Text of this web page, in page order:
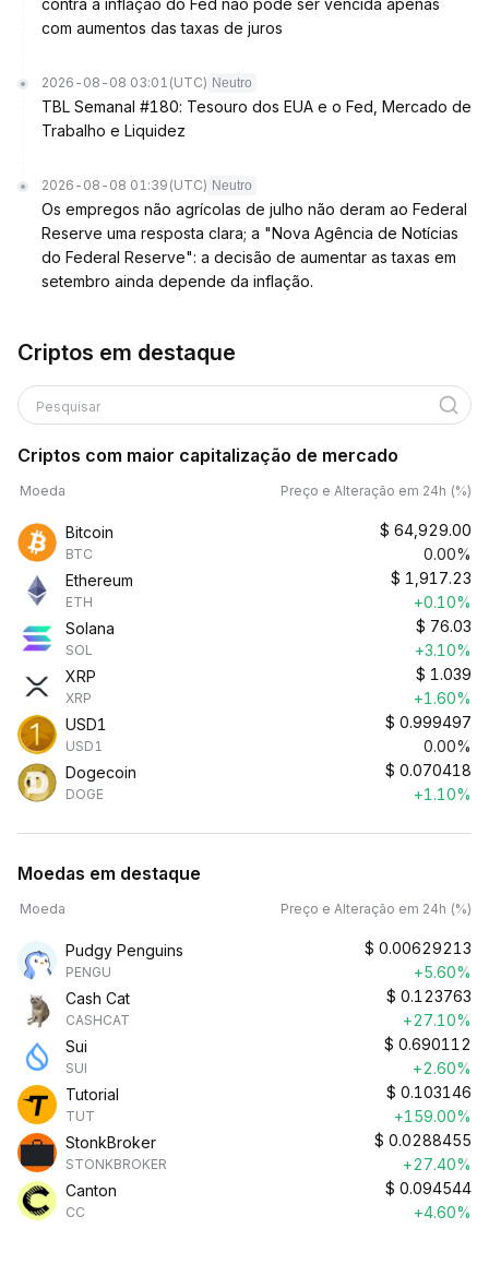
contra a inflação do Fed não pode ser vencida apenas
com aumentos das taxas de juros
2026-08-08 03:01 (UTC) Neutro
TBL Semanal #180: Tesouro dos EUA e o Fed, Mercado de
Trabalho e Liquidez
2026-08-08 01:39 (UTC) Neutro
Os empregos não agrícolas de julho não deram ao Federal
Reserve uma resposta clara; a "Nova Agência de Notícias
do Federal Reserve": a decisão de aumentar as taxas em
setembro ainda depende da inflação.
Criptos em destaque
Pesquisar
Criptos com maior capitalização de mercado
Moeda Preço e Alteração em 24h (%)
Bitcoin
BTC
$ 64,929.00
0.00%
Ethereum
ETH
$ 1,917.23
+0.10%
Solana
SOL
$ 76.03
+3.10%
XRP
XRP
$ 1.039
+1.60%
USD1
USD1
$ 0.999497
0.00%
Dogecoin
DOGE
$ 0.070418
+1.10%
Moedas em destaque
Moeda Preço e Alteração em 24h (%)
Pudgy Penguins
PENGU
$ 0.00629213
+5.60%
Cash Cat
CASHCAT
$ 0.123763
+27.10%
Sui
SUI
$ 0.690112
+2.60%
Tutorial
TUT
$ 0.103146
+159.00%
StonkBroker
STONKBROKER
$ 0.0288455
+27.40%
Canton
CC
$ 0.094544
+4.60%